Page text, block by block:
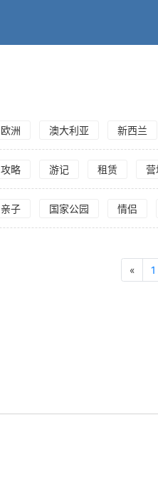
欧洲 澳大利亚 新西兰
爱尔兰 奥地利 比利时
攻略 游记 租赁 营
亲子 国家公园 情侣
« 1